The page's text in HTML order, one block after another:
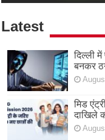
Latest
दिल्ली में
बनकर
मिड
दाखिले